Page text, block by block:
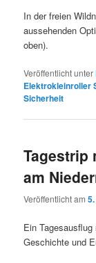
In der freien
aussehenden
oben).
Veröffentlicht unter
Elektrokleinroller
Sicherheit
Tagestrip
am
Veröffentlicht am
Ein
Geschichte und